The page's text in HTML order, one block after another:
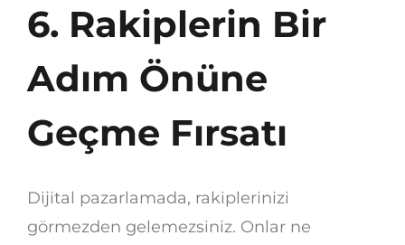
6. Rakiplerin Bir
Adım Önüne
Geçme Fırsatı
Dijital pazarlamada, rakiplerinizi
görmezden gelemezsiniz. Onlar ne